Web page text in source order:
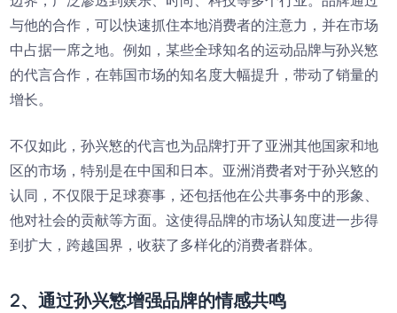
与他的合作，可以快速抓住本地消费者的注意力，并在市场
中占据一席之地。例如，某些全球知名的运动品牌与孙兴慜
的代言合作，在韩国市场的知名度大幅提升，带动了销量的
增长。
不仅如此，孙兴慜的代言也为品牌打开了亚洲其他国家和地
区的市场，特别是在中国和日本。亚洲消费者对于孙兴慜的
认同，不仅限于足球赛事，还包括他在公共事务中的形象、
他对社会的贡献等方面。这使得品牌的市场认知度进一步得
到扩大，跨越国界，收获了多样化的消费者群体。
2、通过孙兴慜增强品牌的情感共鸣